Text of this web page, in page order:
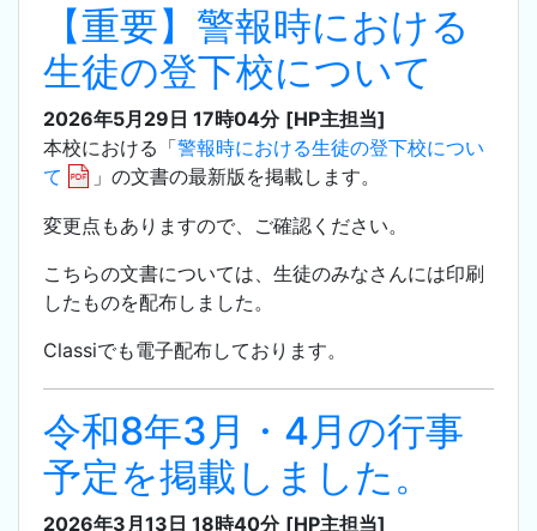
【重要】警報時における
生徒の登下校について
2026年5月29日 17時04分 [HP主担当]
本校における「警報時における生徒の登下校につい
て
」の文書の最新版を掲載します。
変更点もありますので、ご確認ください。
こちらの文書については、生徒のみなさんには印刷
したものを配布しました。
Classiでも電子配布しております。
令和8年3月・4月の行事
予定を掲載しました。
2026年3月13日 18時40分 [HP主担当]